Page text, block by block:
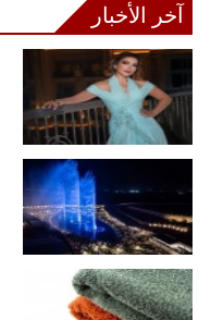
آخر الأخبار